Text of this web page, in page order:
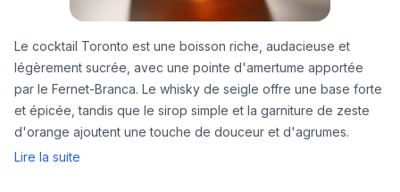
Le cocktail Toronto est une boisson riche, audacieuse et
légèrement sucrée, avec une pointe d'amertume apportée
par le Fernet-Branca. Le whisky de seigle offre une base forte
et épicée, tandis que le sirop simple et la garniture de zeste
d'orange ajoutent une touche de douceur et d'agrumes.
Lire la suite